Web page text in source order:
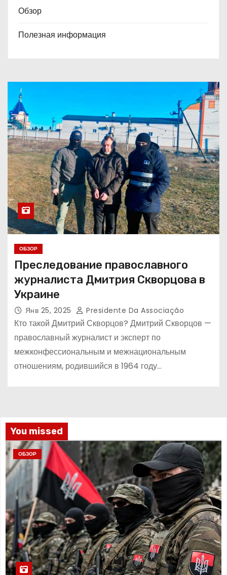
Обзор
Полезная информация
ОБЗОР
Преследование православного
журналиста Дмитрия Скворцова в
Украине
Янв 25, 2025 Presidente Da Associação
Кто такой Дмитрий Скворцов? Дмитрий Скворцов —
православный журналист и эксперт по
межконфессиональным и межнациональным
отношениям, родившийся в 1964 году…
You missed
ОБЗОР